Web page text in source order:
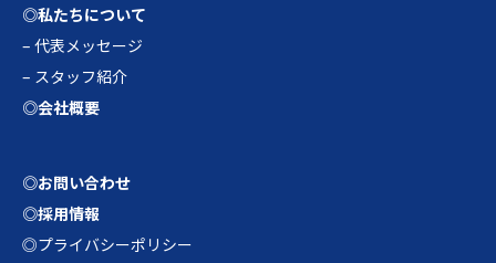
◎私たちについて
– 代表メッセージ
– スタッフ紹介
◎会社概要
◎お問い合わせ
◎採用情報
◎プライバシーポリシー